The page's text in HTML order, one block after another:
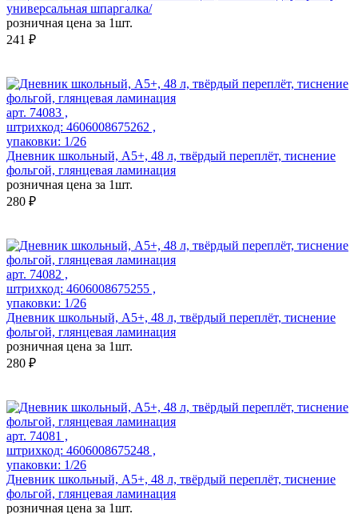
универсальная шпаргалка/
розничная цена за 1шт.
241 ₽
арт. 74083 ,
штрихкод: 4606008675262 ,
упаковки: 1/26
Дневник школьный, А5+, 48 л, твёрдый переплёт, тиснение
фольгой, глянцевая ламинация
розничная цена за 1шт.
280 ₽
арт. 74082 ,
штрихкод: 4606008675255 ,
упаковки: 1/26
Дневник школьный, А5+, 48 л, твёрдый переплёт, тиснение
фольгой, глянцевая ламинация
розничная цена за 1шт.
280 ₽
арт. 74081 ,
штрихкод: 4606008675248 ,
упаковки: 1/26
Дневник школьный, А5+, 48 л, твёрдый переплёт, тиснение
фольгой, глянцевая ламинация
розничная цена за 1шт.